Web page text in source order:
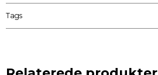
Tags